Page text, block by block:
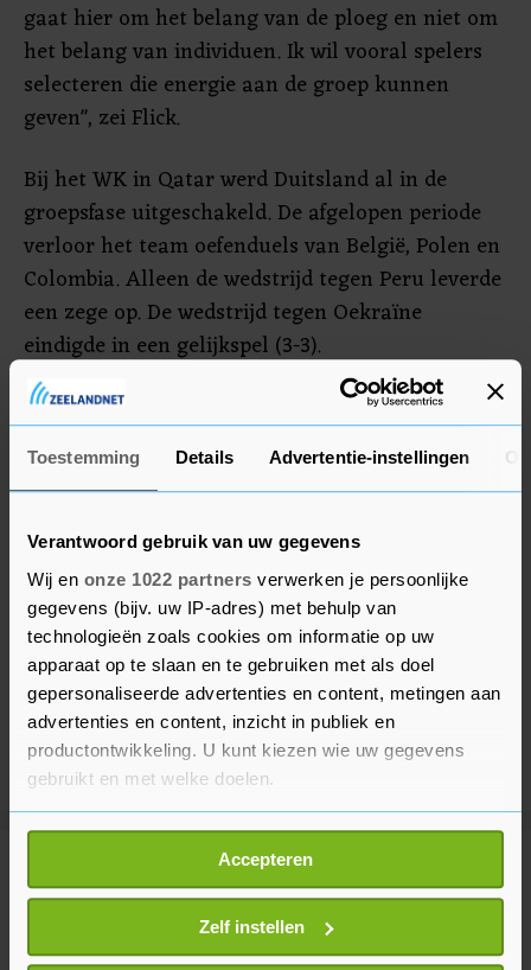
Toestemming Details Advertentie-instellingen
Verantwoord gebruik van uw gegevens
Wij en onze 1022 partners verwerken je persoonlijke
gegevens (bijv. uw IP-adres) met behulp van
technologieën zoals cookies om informatie op uw
apparaat op te slaan en te gebruiken met als doel
gepersonaliseerde advertenties en content, metingen aan
advertenties en content, inzicht in publiek en
productontwikkeling. U kunt kiezen wie uw gegevens
gebruikt en met welke doelen.
Als u het toestaat, willen we ook graag:
Informatie verzamelen over uw geografische
locatie, die tot een paar meter nauwkeurig kan zijn
Uw apparaat identificeren door het actief te
scannen op specifieke eigenschappen (fingerprinting)
Accepteren
Zelf instellen
gaat hier om het belang van de ploeg en niet om
het belang van individuen. Ik wil vooral spelers
selecteren die energie aan de groep kunnen
geven", zei Flick.
Bij het WK in Qatar werd Duitsland al in de
groepsfase uitgeschakeld. De afgelopen periode
verloor het team oefenduels van België, Polen en
Colombia. Alleen de wedstrijd tegen Peru leverde
een zege op. De wedstrijd tegen Oekraïne
eindigde in een gelijkspel (3-3).
Meer uit Voetbal
Van Bommel vindt het 'een eer'